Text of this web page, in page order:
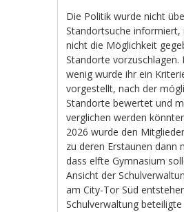
Die Politik wurde nicht
Standortsuche informiert,
nicht die Möglichkeit
Standorte vorzuschlagen.
wenig wurde ihr ein
vorgestellt, nach der
Standorte bewertet und
verglichen werden
2026 wurde den
zu deren Erstaunen dann
dass elfte Gymnasium
Ansicht der
am City-Tor Süd
Schulverwaltung